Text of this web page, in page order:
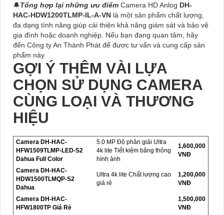
🔔Tổng hợp lại những ưu điểm Camera HD Anlog DH-
HAC-HDW1200TLMP-IL-A-VN là một sản phẩm chất lượng,
đa dạng tính năng giúp cải thiện khả năng giám sát và bảo vệ
gia đình hoặc doanh nghiệp. Nếu bạn đang quan tâm, hãy
đến Công ty An Thành Phát để được tư vấn và cung cấp sản
phẩm này.
GỢI Ý THÊM VÀI LỰA
CHỌN SỬ DỤNG CAMERA
CÙNG LOẠI VÀ THƯƠNG
HIỆU
Camera DH-HAC-
HFW1509TLMP-LED-S2
Dahua Full Color
5.0 MP Độ phân giải Ultra
4k lite Tiết kiệm băng thông
hình ảnh
1,600,000
VNĐ
Camera DH-HAC-
HDW1500TLMQP-S2
Dahua
Ultra 4k lite Chất lượng cao
giá rẻ
1,200,000
VNĐ
Camera DH-HAC-
HFW1800TP Giá Rẻ
1,500,000
VNĐ